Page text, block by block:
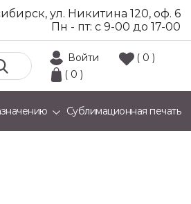
ул. Никитина 120, оф. 6
Пн - пт: с 9-00 до 17-00
Войти
( 0 )
( 0 )
Сублимационная печать